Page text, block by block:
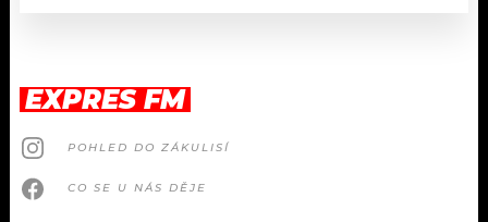
EXPRES FM
POHLED DO ZÁKULISÍ
CO SE U NÁS DĚJE